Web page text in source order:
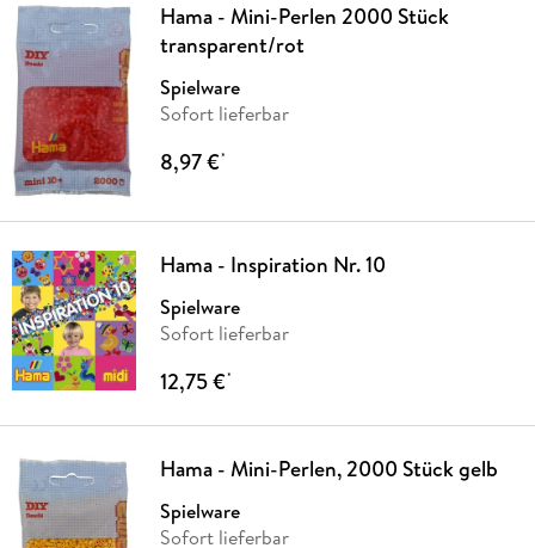
Hama - Mini-Perlen 2000 Stück
transparent/rot
Spielware
Sofort lieferbar
8,97 €*
Hama - Inspiration Nr. 10
Spielware
Sofort lieferbar
12,75 €*
Hama - Mini-Perlen, 2000 Stück gelb
Spielware
Sofort lieferbar